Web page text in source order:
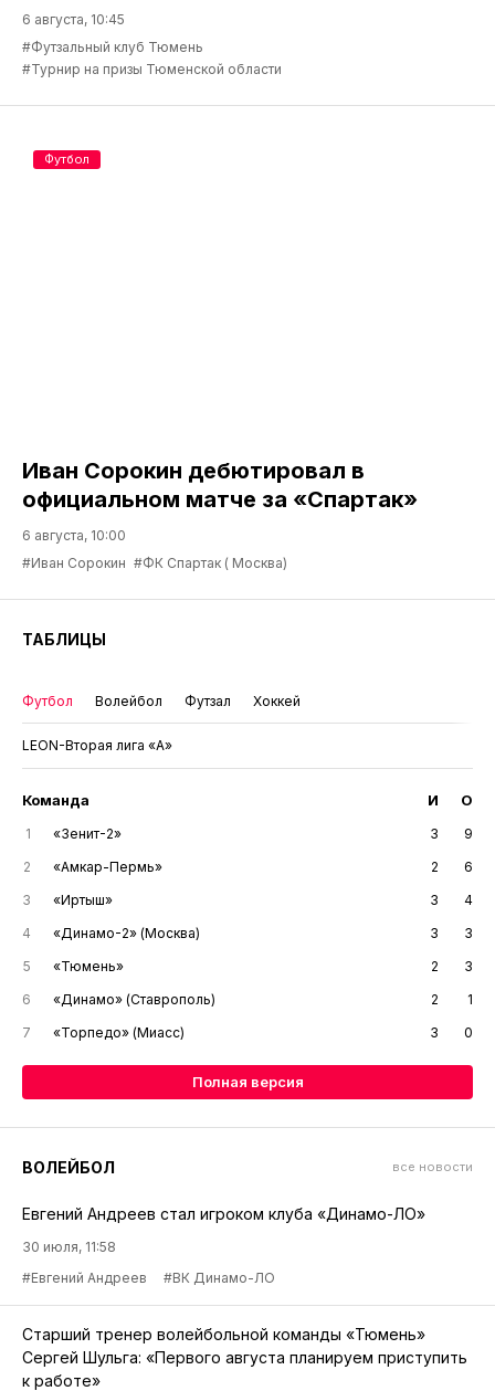
6 августа, 10:45
#Футзальный клуб Тюмень
#Турнир на призы Тюменской области
Иван Сорокин дебютировал в
официальном матче за «Спартак»
6 августа, 10:00
#Иван Сорокин #ФК Спартак ( Москва)
Футбол
ТАБЛИЦЫ
Футбол Волейбол Футзал Хоккей
LEON-Вторая лига «А»
Команда И О
1 «Зенит-2» 3
9
2
«Амкар-Пермь» 2
6
3
«Иртыш» 3
4
4
«Динамо-2» (Москва) 3
3
5
«Тюмень» 2
3
6
«Динамо» (Ставрополь) 2
1
7
«Торпедо» (Миасс) 3 0
Полная версия
ВОЛЕЙБОЛ все новости
Евгений Андреев стал игроком клуба «Динамо-ЛО»
30 июля, 11:58
#Евгений Андреев
#ВК Динамо-ЛО
Старший тренер волейбольной команды «Тюмень»
Сергей Шульга: «Первого августа планируем приступить
к работе»